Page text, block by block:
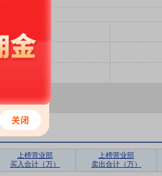
上榜营业部
买入合计（万）
上榜营业部
卖出合计（万）